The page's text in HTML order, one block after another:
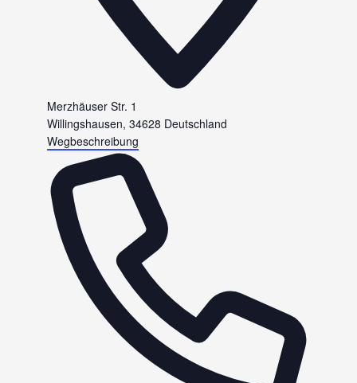
Merzhäuser Str. 1
Willingshausen, 34628 Deutschland
Wegbeschreibung